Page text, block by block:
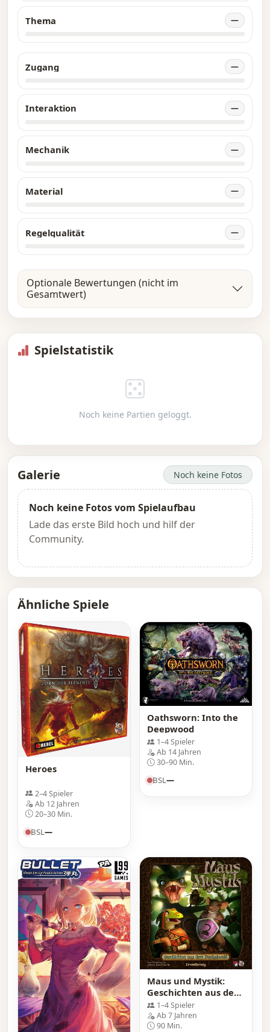
Thema —
Zugang —
Interaktion —
Mechanik —
Material —
Regelqualität —
Optionale Bewertungen (nicht im
Gesamtwert)
Spielstatistik
Noch keine Partien geloggt.
Galerie Noch keine Fotos
Noch keine Fotos vom Spielaufbau
Lade das erste Bild hoch und hilf der
Community.
Ähnliche Spiele
Heroes
2–4 Spieler
Ab 12 Jahren
20–30 Min.
BSL—
Oathsworn: Into the
Deepwood
1–4 Spieler
Ab 14 Jahren
30–90 Min.
BSL—
Maus und Mystik:
Geschichten aus dem
Dunkelwald
1–4 Spieler
Ab 7 Jahren
90 Min.